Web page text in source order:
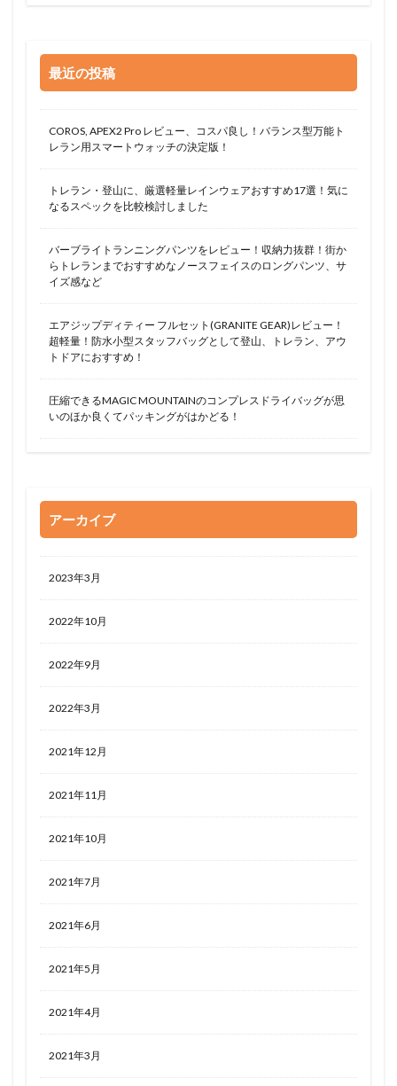
最近の投稿
COROS, APEX2 Pro レビュー、コスパ良し！バランス型万能ト
レラン用スマートウォッチの決定版！
トレラン・登山に、厳選軽量レインウェアおすすめ17選！気に
なるスペックを比較検討しました
バーブライトランニングパンツをレビュー！収納力抜群！街か
らトレランまでおすすめなノースフェイスのロングパンツ、サ
イズ感など
エアジップディティー フルセット(GRANITE GEAR)レビュー！
超軽量！防水小型スタッフバッグとして登山、トレラン、アウ
トドアにおすすめ！
圧縮できるMAGIC MOUNTAINのコンプレスドライバッグが思
いのほか良くてパッキングがはかどる！
アーカイブ
2023年3月
2022年10月
2022年9月
2022年3月
2021年12月
2021年11月
2021年10月
2021年7月
2021年6月
2021年5月
2021年4月
2021年3月